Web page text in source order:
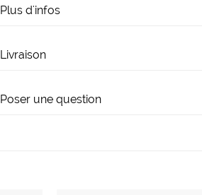
Plus d'infos
Livraison
Poser une question